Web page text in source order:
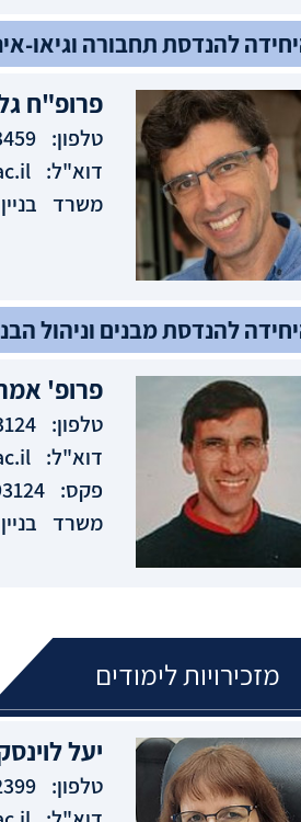
להנדסת תחבורה וגיאו-
פרופ"ח
טלפון:
דוא"ל:
משרד
להנדסת מבנים וניהול
פרופ'
טלפון:
דוא"ל:
פקס:
משרד
מזכירויות לימודים
יעל
טלפון: